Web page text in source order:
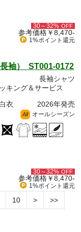
30～32% OFF
参考価格￥8,470-
1%ポイント 還元
袖） ST001-0172
長袖シャツ
キング＆サービス
衣
2026年発売
All オールシーズン
30～32% OFF
参考価格￥8,470-
1%ポイント 還元
10 > >>